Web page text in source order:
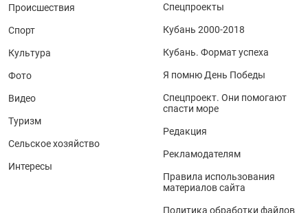
Происшествия
Спорт
Культура
Фото
Видео
Туризм
Сельское хозяйство
Интересы
Спецпроекты
Кубань 2000-2018
Кубань. Формат успеха
Я помню День Победы
Спецпроект. Они помогают
спасти море
Редакция
Рекламодателям
Правила использования
материалов сайта
Политика обработки файлов